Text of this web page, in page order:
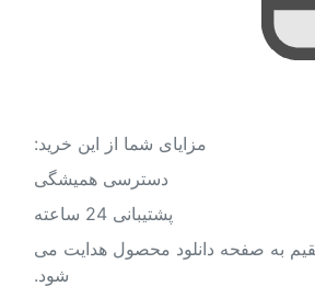
مزایای شما از این خرید:
دسترسی همیشگی
پشتیبانی 24 ساعته
به صفحه دانلود محصول هدایت می
شود.